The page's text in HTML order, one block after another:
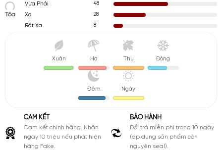
Tỏa
Vừa Phải
48
Xa
28
Rất Xa
8
Xuân Hạ Thu Đông
Đêm Ngày
CAM KẾT
Cam kết chính hãng. Nhận
ngay 10 triệu nếu phát hiện
hàng Fake.
BẢO HÀNH
Đổi trả miễn phí trong 10 ngày
(áp dụng sản phẩm còn
nguyên seal).